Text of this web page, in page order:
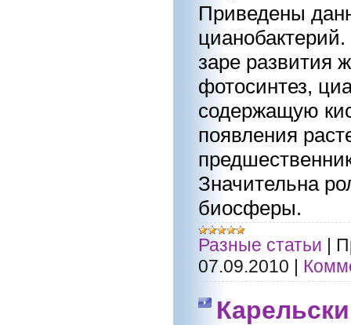
Приведены
заре развития
фотосинтез,
содержащую
появления
Значительна
биосферы.
Разные статьи |
07.09.2010 |